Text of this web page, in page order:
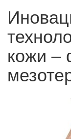
кожи –